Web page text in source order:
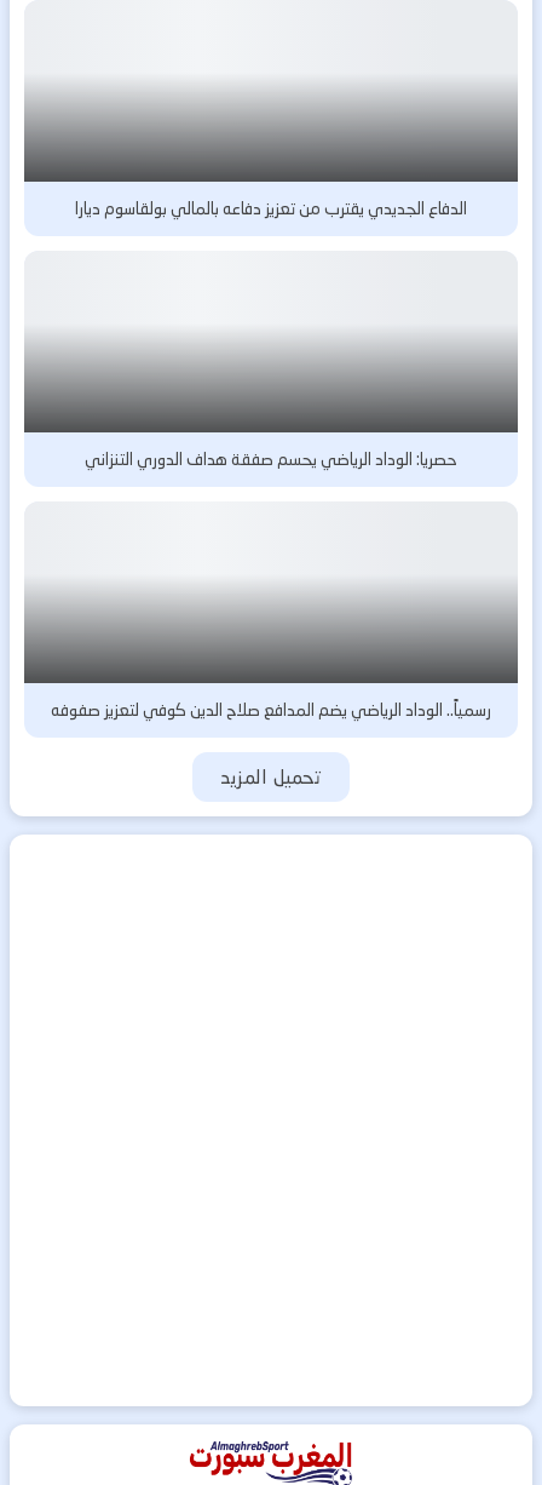
الدفاع الجديدي يقترب من تعزيز دفاعه بالمالي بولقاسوم ديارا
حصريا: الوداد الرياضي يحسم صفقة هداف الدوري التنزاني
رسمياً.. الوداد الرياضي يضم المدافع صلاح الدين كوفي لتعزيز صفوفه
تحميل المزيد